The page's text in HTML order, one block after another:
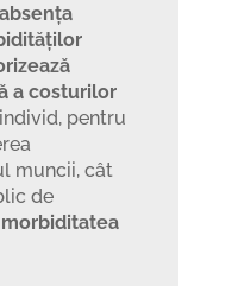
a costurilor
pentru
muncii, cât
de